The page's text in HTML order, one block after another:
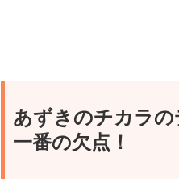
あずきのチカラ
一番の欠点！